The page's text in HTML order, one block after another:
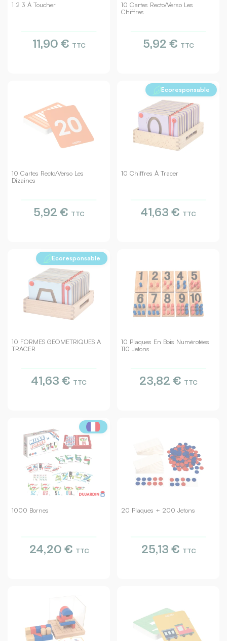
1 2 3 À Toucher
11,90 € TTC
10 Cartes Recto/verso Les
Chiffres
5,92 € TTC
10 Cartes Recto/verso Les
Dizaines
5,92 € TTC
10 Chiffres À Tracer
Ecoresponsable
41,63 € TTC
10 FORMES GEOMETRIQUES A
TRACER
Ecoresponsable
41,63 € TTC
10 Plaques En Bois Numérotées
110 Jetons
23,82 € TTC
1000 Bornes
24,20 € TTC
20 Plaques + 200 Jetons
25,13 € TTC